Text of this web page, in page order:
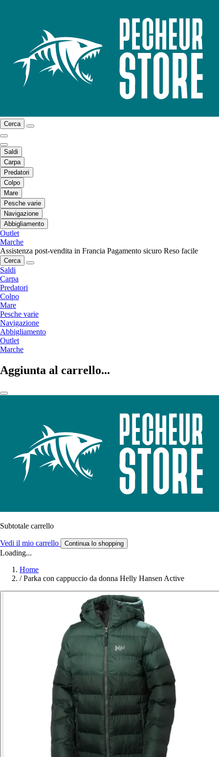
Cerca
Saldi
Carpa
Predatori
Colpo
Mare
Pesche varie
Navigazione
Abbigliamento
Outlet
Marche
Assistenza post-vendita in Francia Pagamento sicuro Reso facile
Cerca
Saldi
Carpa
Predatori
Colpo
Mare
Pesche varie
Navigazione
Abbigliamento
Outlet
Marche
Aggiunta al carrello...
Subtotale carrello
Vedi il mio carrello Continua lo shopping
Loading...
Home
/ Parka con cappuccio da donna Helly Hansen Active